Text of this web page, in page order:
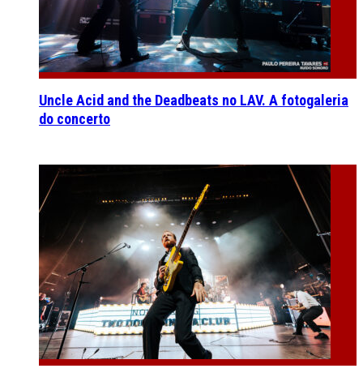
Uncle Acid and the Deadbeats no LAV. A fotogaleria
do concerto